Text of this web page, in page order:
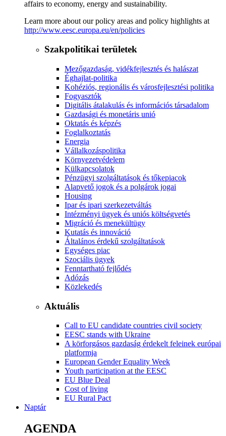
affairs to economy, energy and sustainability.
Learn more about our policy areas and policy highlights at
http://www.eesc.europa.eu/en/policies
Szakpolitikai területek
Mezőgazdaság, vidékfejlesztés és halászat
Éghajlat-politika
Kohéziós, regionális és városfejlesztési politika
Fogyasztók
Digitális átalakulás és információs társadalom
Gazdasági és monetáris unió
Oktatás és képzés
Foglalkoztatás
Energia
Vállalkozáspolitika
Környezetvédelem
Külkapcsolatok
Pénzügyi szolgáltatások és tőkepiacok
Alapvető jogok és a polgárok jogai
Housing
Ipar és ipari szerkezetváltás
Intézményi ügyek és uniós költségvetés
Migráció és menekültügy
Kutatás és innováció
Általános érdekű szolgáltatások
Egységes piac
Szociális ügyek
Fenntartható fejlődés
Adózás
Közlekedés
Aktuális
Call to EU candidate countries civil society
EESC stands with Ukraine
A körforgásos gazdaság érdekelt feleinek európai
platformja
European Gender Equality Week
Youth participation at the EESC
EU Blue Deal
Cost of living
EU Rural Pact
Naptár
AGENDA